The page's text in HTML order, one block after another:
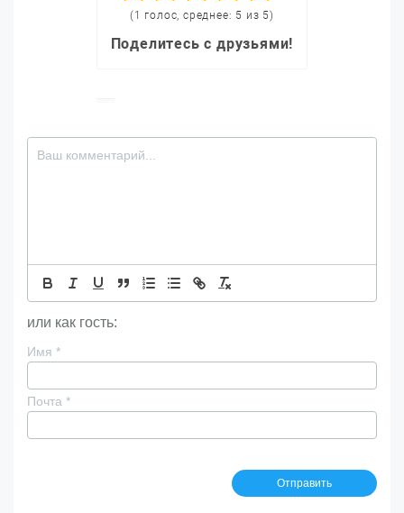
(1 голос, среднее: 5 из 5)
Поделитесь с друзьями!
или как гость:
Имя *
Почта *